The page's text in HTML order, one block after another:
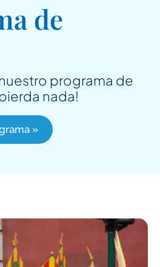
de
programa de
nada!
»